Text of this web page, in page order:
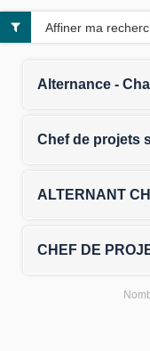
Alternance -
Chef de projets
ALTERNANT
CHEF DE
Affiner ma